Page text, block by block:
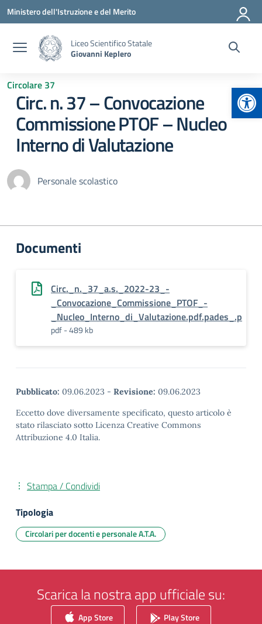
Vai ai contenuti
Vai al menu di navigazione
Vai al footer
Ministero dell'Istruzione e del Merito
Liceo Scientifico Statale
Giovanni Keplero
Circolare 37
Circ. n. 37 – Convocazione
Commissione PTOF – Nucleo
Interno di Valutazione
Personale scolastico
Documenti
Circ._n._37_a.s._2022-23_-
_Convocazione_Commissione_PTOF_-
_Nucleo_Interno_di_Valutazione.pdf.pades_.p
pdf - 489 kb
Pubblicato: 09.06.2023 - Revisione: 09.06.2023
Eccetto dove diversamente specificato, questo articolo è
stato rilasciato sotto Licenza Creative Commons
Attribuzione 4.0 Italia.
Stampa / Condividi
Tipologia
Circolari per docenti e personale A.T.A.
Scarica la nostra app ufficiale su:
App Store Play Store